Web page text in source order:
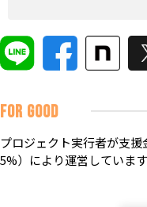
FOR GOOD
プロジェクト実行者が支
5%）により運営しています